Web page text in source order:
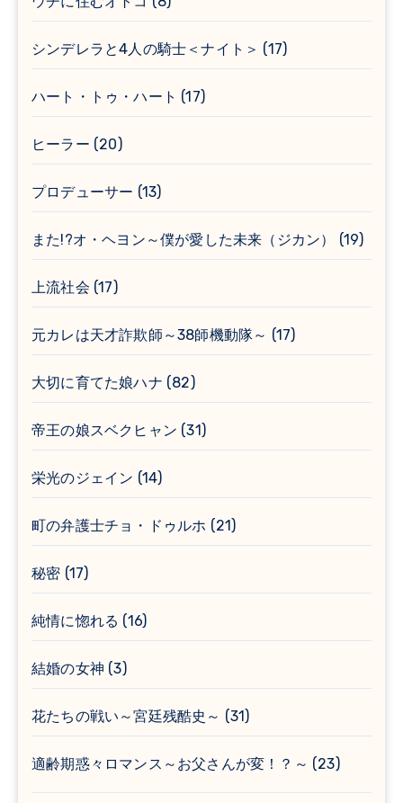
シンデレラと4人の騎士＜ナイト＞ (17)
ハート・トゥ・ハート (17)
ヒーラー (20)
プロデューサー (13)
また!?オ・ヘヨン～僕が愛した未来（ジカン） (19)
上流社会 (17)
元カレは天才詐欺師～38師機動隊～ (17)
大切に育てた娘ハナ (82)
帝王の娘スベクヒャン (31)
栄光のジェイン (14)
町の弁護士チョ・ドゥルホ (21)
秘密 (17)
純情に惚れる (16)
結婚の女神 (3)
花たちの戦い～宮廷残酷史～ (31)
適齢期惑々ロマンス～お父さんが変！？～ (23)